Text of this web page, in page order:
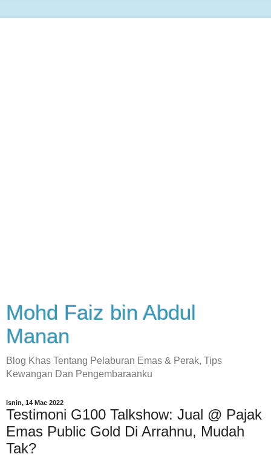
Mohd Faiz bin Abdul
Manan
Blog Khas Tentang Pelaburan Emas & Perak, Tips
Kewangan Dan Pengembaraanku
Isnin, 14 Mac 2022
Testimoni G100 Talkshow: Jual @ Pajak
Emas Public Gold Di Arrahnu, Mudah
Tak?